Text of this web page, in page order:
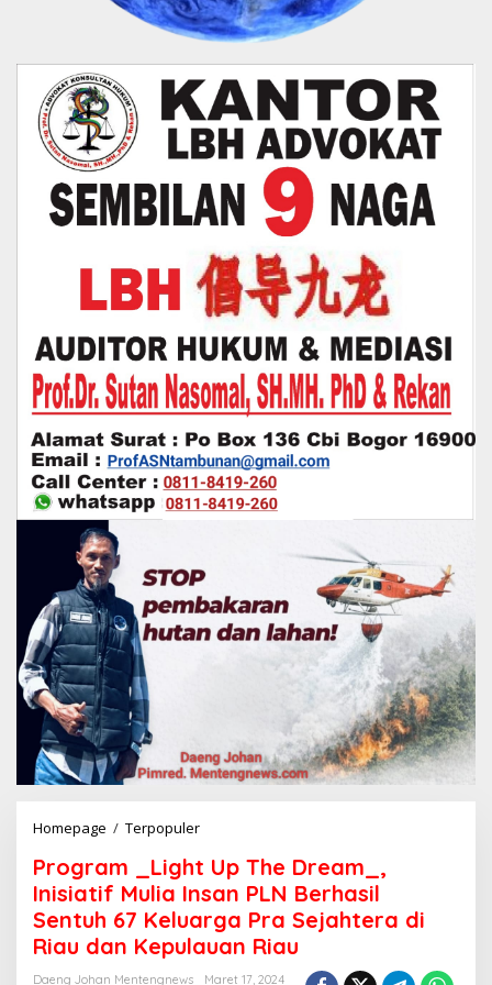
Homepage / Terpopuler
o
g
r
a
m
Program _Light Up The Dream_,
Inisiatif Mulia Insan PLN Berhasil
Sentuh 67 Keluarga Pra Sejahtera di
Riau dan Kepulauan Riau
Daeng Johan Mentengnews
Maret 17, 2024